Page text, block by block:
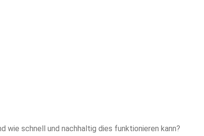
wie schnell und nachhaltig dies funktionieren kann?